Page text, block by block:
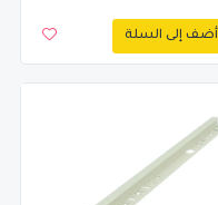
أضف إلى السلة